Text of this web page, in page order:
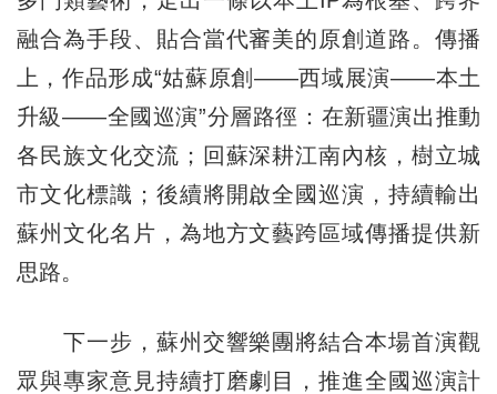
融合為手段、貼合當代審美的原創道路。傳播
上，作品形成“姑蘇原創——西域展演——本土
升級——全國巡演”分層路徑：在新疆演出推動
各民族文化交流；回蘇深耕江南內核，樹立城
市文化標識；後續將開啟全國巡演，持續輸出
蘇州文化名片，為地方文藝跨區域傳播提供新
思路。
下一步，蘇州交響樂團將結合本場首演觀
眾與專家意見持續打磨劇目，推進全國巡演計